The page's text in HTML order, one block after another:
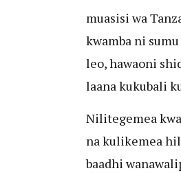
muasisi wa
kwamba ni
leo, hawaoni
laana kukubali
Nilitegemea
na kulikemea
baadhi